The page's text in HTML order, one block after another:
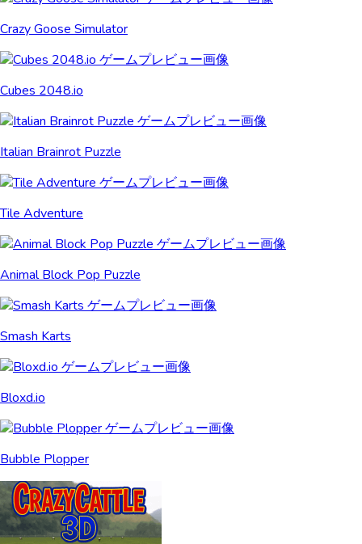
Crazy Goose Simulator
Cubes 2048.io
Italian Brainrot Puzzle
Tile Adventure
Animal Block Pop Puzzle
Smash Karts
Bloxd.io
Bubble Plopper